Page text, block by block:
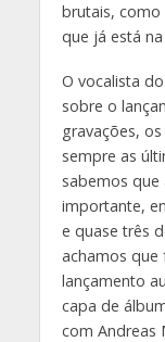
brutais, como
que já está
O vocalista
sobre o
gravações,
sempre as
sabemos que
importante,
e quase três
achamos
lançamento
capa de
com Andreas